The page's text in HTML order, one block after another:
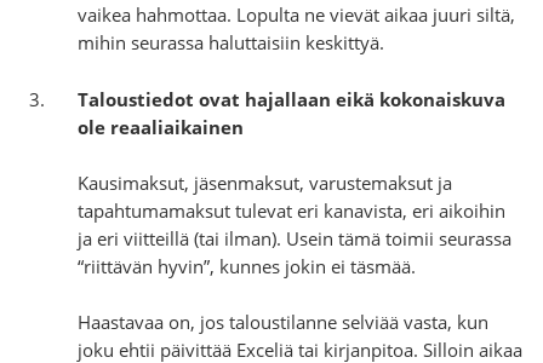
vaikea hahmottaa. Lopulta ne vievät aikaa juuri siltä,
mihin seurassa haluttaisiin keskittyä.
Taloustiedot ovat hajallaan eikä kokonaiskuva
ole reaaliaikainen
Kausimaksut, jäsenmaksut, varustemaksut ja
tapahtumamaksut tulevat eri kanavista, eri aikoihin
ja eri viitteillä (tai ilman). Usein tämä toimii seurassa
“riittävän hyvin”, kunnes jokin ei täsmää.
Haastavaa on, jos taloustilanne selviää vasta, kun
joku ehtii päivittää Exceliä tai kirjanpitoa. Silloin aikaa